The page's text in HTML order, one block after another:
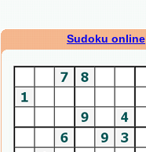
Sudoku online